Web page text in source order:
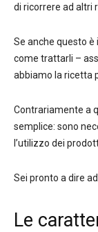
di ricorrere ad altri
Se anche questo è
come trattarli –
abbiamo la ricetta
Contrariamente a
semplice: sono
l’utilizzo dei
Sei pronto a dire
Le